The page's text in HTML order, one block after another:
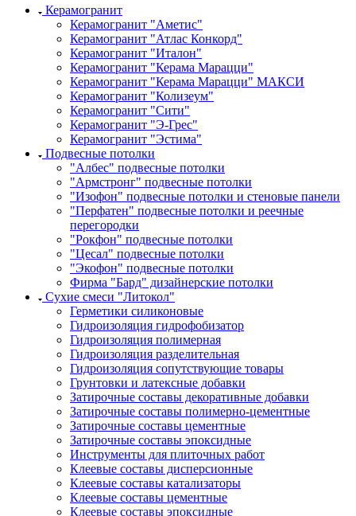
Керамогранит
Керамогранит "Аметис"
Керамогранит "Атлас Конкорд"
Керамогранит "Италон"
Керамогранит "Керама Марацци"
Керамогранит "Керама Марацци" МАКСИ
Керамогранит "Колизеум"
Керамогранит "Сити"
Керамогранит "Э-Грес"
Керамогранит "Эстима"
Подвесные потолки
"Албес" подвесные потолки
"Армстронг" подвесные потолки
"Изофон" подвесные потолки и стеновые панели
"Перфатен" подвесные потолки и реечные
перегородки
"Рокфон" подвесные потолки
"Цесал" подвесные потолки
"Экофон" подвесные потолки
Фирма "Бард" дизайнерские потолки
Сухие смеси "Литокол"
Герметики силиконовые
Гидроизоляция гидрофобизатор
Гидроизоляция полимерная
Гидроизоляция разделительная
Гидроизоляция сопутствующие товары
Грунтовки и латексные добавки
Затирочные составы декоративные добавки
Затирочные составы полимерно-цементные
Затирочные составы цементные
Затирочные составы эпоксидные
Инструменты для плиточных работ
Клеевые составы дисперсионные
Клеевые составы катализаторы
Клеевые составы цементные
Клеевые составы эпоксидные